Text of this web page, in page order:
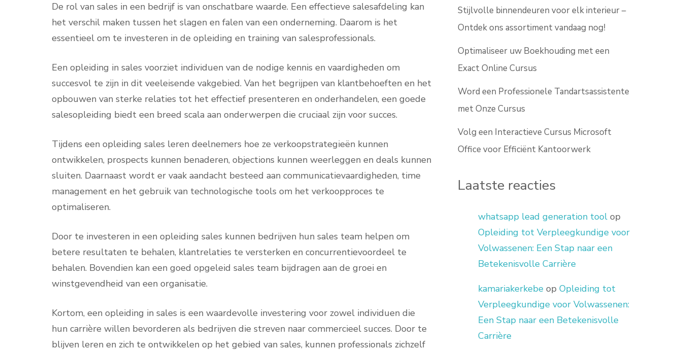
De rol van sales in een bedrijf is van onschatbare waarde. Een effectieve salesafdeling kan
het verschil maken tussen het slagen en falen van een onderneming. Daarom is het
essentieel om te investeren in de opleiding en training van salesprofessionals.
Een opleiding in sales voorziet individuen van de nodige kennis en vaardigheden om
succesvol te zijn in dit veeleisende vakgebied. Van het begrijpen van klantbehoeften en het
opbouwen van sterke relaties tot het effectief presenteren en onderhandelen, een goede
salesopleiding biedt een breed scala aan onderwerpen die cruciaal zijn voor succes.
Tijdens een opleiding sales leren deelnemers hoe ze verkoopstrategieën kunnen
ontwikkelen, prospects kunnen benaderen, objections kunnen weerleggen en deals kunnen
sluiten. Daarnaast wordt er vaak aandacht besteed aan communicatievaardigheden, time
management en het gebruik van technologische tools om het verkoopproces te
optimaliseren.
Door te investeren in een opleiding sales kunnen bedrijven hun sales team helpen om
betere resultaten te behalen, klantrelaties te versterken en concurrentievoordeel te
behalen. Bovendien kan een goed opgeleid sales team bijdragen aan de groei en
winstgevendheid van een organisatie.
Kortom, een opleiding in sales is een waardevolle investering voor zowel individuen die
hun carrière willen bevorderen als bedrijven die streven naar commercieel succes. Door te
blijven leren en zich te ontwikkelen op het gebied van sales, kunnen professionals zichzelf
Stijlvolle binnendeuren voor elk interieur –
Ontdek ons assortiment vandaag nog!
Optimaliseer uw Boekhouding met een
Exact Online Cursus
Word een Professionele Tandartsassistente
met Onze Cursus
Volg een Interactieve Cursus Microsoft
Office voor Efficiënt Kantoorwerk
Laatste reacties
whatsapp lead generation tool op
Opleiding tot Verpleegkundige voor
Volwassenen: Een Stap naar een
Betekenisvolle Carrière
kamariakerkebe opOpleiding tot
Verpleegkundige voor Volwassenen:
Een Stap naar een Betekenisvolle
Carrière